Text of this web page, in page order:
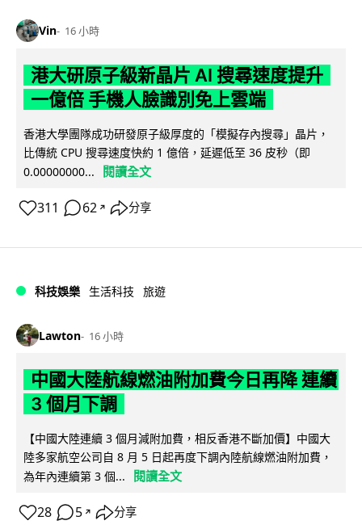
Vin 16 小時
港大研原子級新晶片 AI 搜尋速度提升
一億倍 手機人臉識別免上雲端
香港大學團隊成功研發原子級厚度的「模擬存內搜尋」晶片，
比傳統 CPU 搜尋速度快約 1 億倍，延遲低至 36 皮秒（即
0.00000000...
閱讀全文
311 62 ↗ 分享
科技娛樂 生活科技 旅遊
Lawton 16 小時
中國大陸航線燃油附加費今日再降 連續
3 個月下調
【中國大陸連續 3 個月減附加費，相反香港不斷加價】中國大
陸多家航空公司自 8 月 5 日起再度下調內陸航線燃油附加費，
為年內連續第 3 個...
閱讀全文
28 5 ↗ 分享